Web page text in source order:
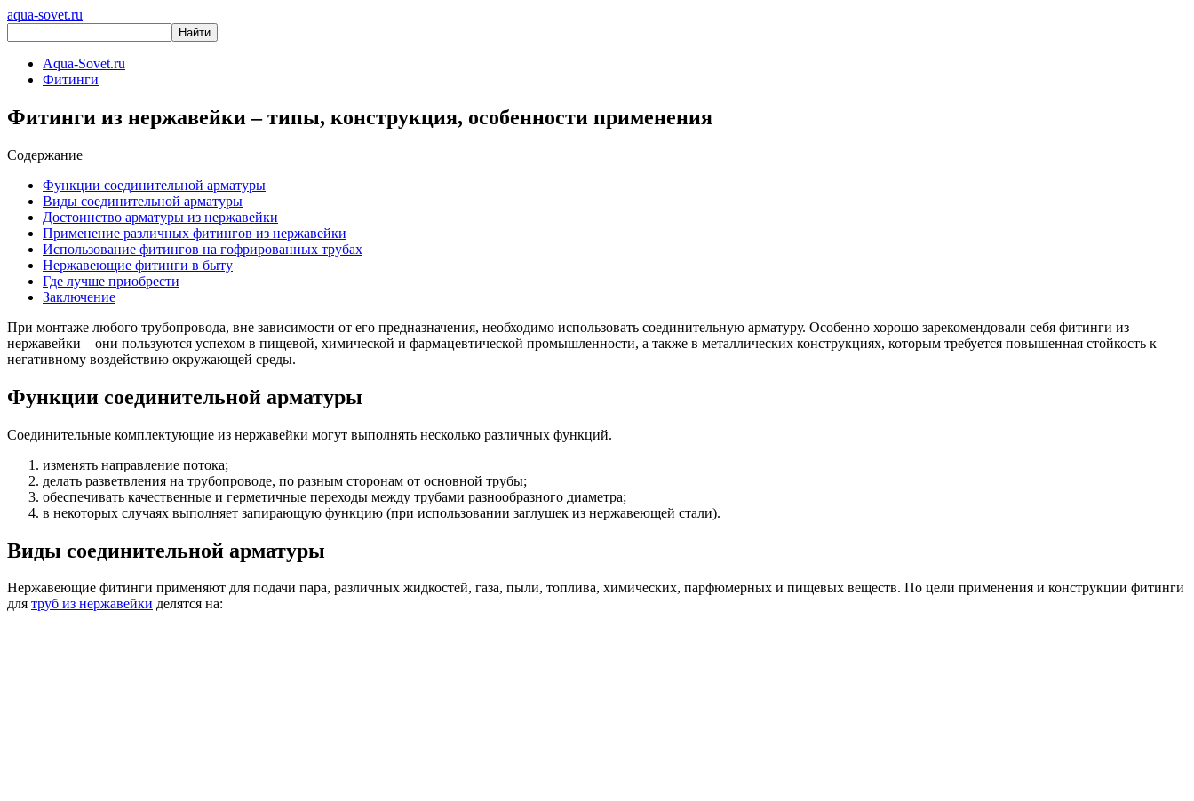
aqua-sovet.ru
Aqua-Sovet.ru
Фитинги
Фитинги из нержавейки – типы, конструкция, особенности применения
Содержание
Функции соединительной арматуры
Виды соединительной арматуры
Достоинство арматуры из нержавейки
Применение различных фитингов из нержавейки
Использование фитингов на гофрированных трубах
Нержавеющие фитинги в быту
Где лучше приобрести
Заключение
При монтаже любого трубопровода, вне зависимости от его предназначения, необходимо использовать соединительную арматуру. Особенно хорошо зарекомендовали себя фитинги из
нержавейки – они пользуются успехом в пищевой, химической и фармацевтической промышленности, а также в металлических конструкциях, которым требуется повышенная стойкость к
негативному воздействию окружающей среды.
Функции соединительной арматуры
Соединительные комплектующие из нержавейки могут выполнять несколько различных функций.
изменять направление потока;
делать разветвления на трубопроводе, по разным сторонам от основной трубы;
обеспечивать качественные и герметичные переходы между трубами разнообразного диаметра;
в некоторых случаях выполняет запирающую функцию (при использовании заглушек из нержавеющей стали).
Виды соединительной арматуры
Нержавеющие фитинги применяют для подачи пара, различных жидкостей, газа, пыли, топлива, химических, парфюмерных и пищевых веществ. По цели применения и конструкции фитинги
для труб из нержавейки делятся на: